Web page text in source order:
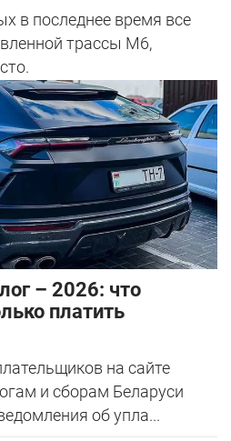
в последнее время все
трассы М6,
– 2026: что
платить
на сайте
и сборам Беларуси
об упла...